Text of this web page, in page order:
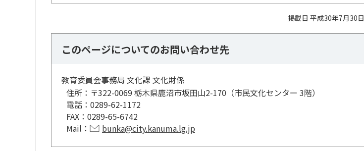
掲載日 平成30年7月30日
このページについてのお問い合わせ先
教育委員会事務局 文化課 文化財係
住所： 〒322-0069 栃木県鹿沼市坂田山2-170（市民文化センター 3階）
電話： 0289-62-1172
FAX： 0289-65-6742
Mail：
bunka@city.kanuma.lg.jp